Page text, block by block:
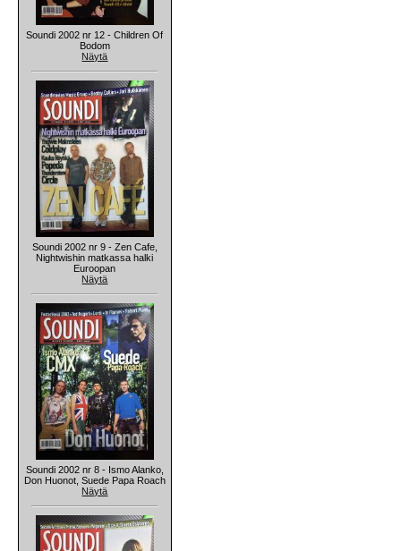
Soundi 2002 nr 12 - Children Of
Bodom
Näytä
Soundi 2002 nr 9 - Zen Cafe,
Nightwishin matkassa halki
Euroopan
Näytä
Soundi 2002 nr 8 - Ismo Alanko,
Don Huonot, Suede Papa Roach
Näytä